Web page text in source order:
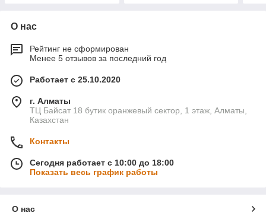
О нас
Рейтинг не сформирован
Менее 5 отзывов за последний год
Работает с 25.10.2020
г. Алматы
ТЦ Байсат 18 бутик оранжевый сектор, 1 этаж, Алматы,
Казахстан
Контакты
Сегодня работает с 10:00 до 18:00
Показать весь график работы
О нас